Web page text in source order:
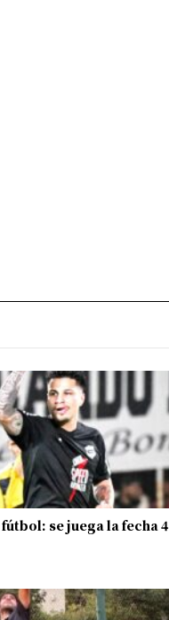
se juega la fecha 4